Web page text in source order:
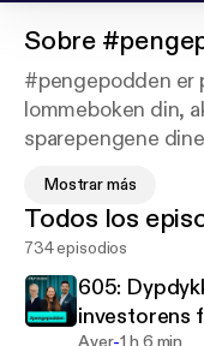
Sobre
#pengepodden er
lommeboken din,
sparepengene
pensjon bør du
en ny episode
Mads Johannesen
Sundfør og
Episodene er
Mostrar más
Todos los
734 episodios
605:
investorens
Ayer 1 h 6 min